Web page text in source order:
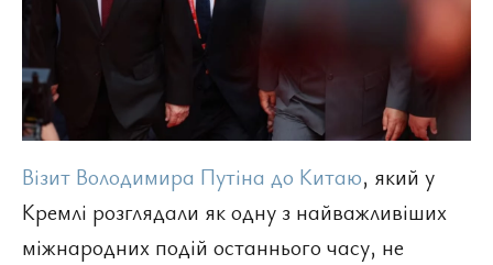
Візит Володимира Путіна до Китаю, який у
Кремлі розглядали як одну з найважливіших
міжнародних подій останнього часу, не